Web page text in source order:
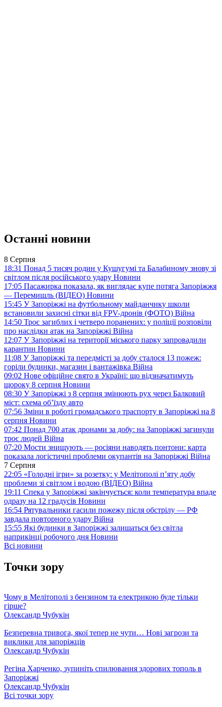
Останні новини
8 Серпня
18:31 Понад 5 тисяч родин у Кушугумі та Балабиному знову зі
світлом після російського удару Новини
17:05 Пасажирка показала, як виглядає купе потяга Запоріжжя
— Перемишль (ВІДЕО) Новини
15:45 У Запоріжжі на футбольному майданчику школи
встановили захисні сітки від FPV-дронів (ФОТО) Війна
14:50 Троє загиблих і четверо поранених: у поліції розповіли
про наслідки атак на Запоріжжі Війна
12:07 У Запоріжжі на території міського парку запровадили
карантин Новини
11:08 У Запоріжжі та передмісті за добу сталося 13 пожеж:
горіли будинки, магазин і вантажівка Війна
09:02 Нове офіційне свято в Україні: що відзначатимуть
щороку 8 серпня Новини
08:30 У Запоріжжі з 8 серпня змінюють рух через Балковий
міст: схема об’їзду авто
07:56 Зміни в роботі громадського траспорту в Запоріжжі на 8
серпня Новини
07:42 Понад 700 атак дронами за добу: на Запоріжжі загинули
троє людей Війна
07:20 Мости знищують — росіяни наводять понтони: карта
показала логістичні проблеми окупантів на Запоріжжі Війна
7 Серпня
22:05 «Голодні ігри» за розетку: у Мелітополі п’яту добу
проблеми зі світлом і водою (ВІДЕО) Війна
19:11 Спека у Запоріжжі закінчується: коли температура впаде
одразу на 12 градусів Новини
16:54 Рятувальники гасили пожежу після обстрілу — РФ
завдала повторного удару Війна
15:55 Які будинки в Запоріжжі залишаться без світла
наприкінці робочого дня Новини
Всі новини
Точки зору
Чому в Мелітополі з бензином та електрикою буде тільки
гірше?
Олександр Чубукін
Безперевна тривога, якої тепер не чути… Нові загрози та
виклики для запоріжців
Олександр Чубукін
Регіна Харченко, зупиніть спилювання здорових тополь в
Запоріжжі
Олександр Чубукін
Всі точки зору